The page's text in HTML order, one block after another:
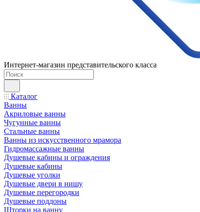
Интернет-магазин представительского класса
Каталог
Ванны
Акриловые ванны
Чугунные ванны
Стальные ванны
Ванны из искусственного мрамора
Гидромассажные ванны
Душевые кабины и ограждения
Душевые кабины
Душевые уголки
Душевые двери в нишу
Душевые перегородки
Душевые поддоны
Шторки на ванну